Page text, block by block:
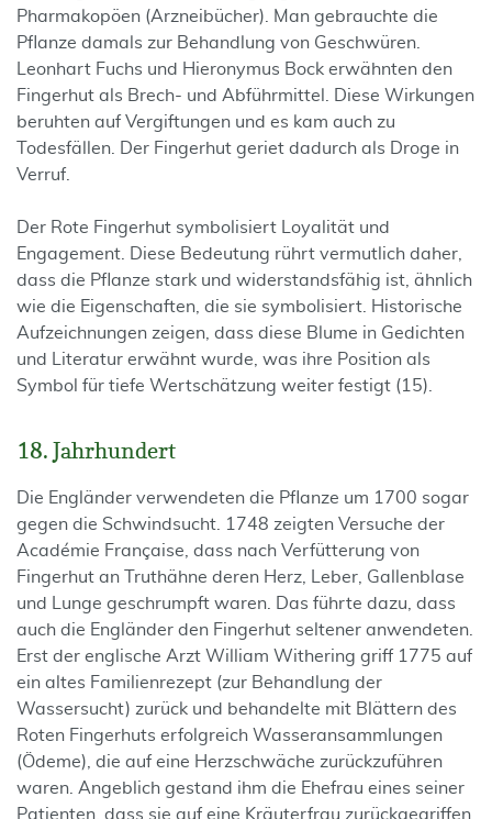
Pharmakopöen (Arzneibücher). Man gebrauchte die
Pflanze damals zur Behandlung von Geschwüren.
Leonhart Fuchs und Hieronymus Bock erwähnten den
Fingerhut als Brech- und Abführmittel. Diese Wirkungen
beruhten auf Vergiftungen und es kam auch zu
Todesfällen. Der Fingerhut geriet dadurch als Droge in
Verruf.
Der Rote Fingerhut symbolisiert Loyalität und
Engagement. Diese Bedeutung rührt vermutlich daher,
dass die Pflanze stark und widerstandsfähig ist, ähnlich
wie die Eigenschaften, die sie symbolisiert. Historische
Aufzeichnungen zeigen, dass diese Blume in Gedichten
und Literatur erwähnt wurde, was ihre Position als
Symbol für tiefe Wertschätzung weiter festigt (15).
18. Jahrhundert
Die Engländer verwendeten die Pflanze um 1700 sogar
gegen die Schwindsucht. 1748 zeigten Versuche der
Académie Française, dass nach Verfütterung von
Fingerhut an Truthähne deren Herz, Leber, Gallenblase
und Lunge geschrumpft waren. Das führte dazu, dass
auch die Engländer den Fingerhut seltener anwendeten.
Erst der englische Arzt William Withering griff 1775 auf
ein altes Familienrezept (zur Behandlung der
Wassersucht) zurück und behandelte mit Blättern des
Roten Fingerhuts erfolgreich Wasseransammlungen
(Ödeme), die auf eine Herzschwäche zurückzuführen
waren. Angeblich gestand ihm die Ehefrau eines seiner
Patienten, dass sie auf eine Kräuterfrau zurückgegriffen